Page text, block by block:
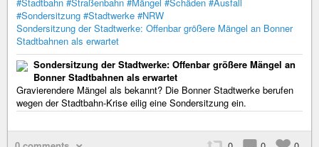
#Sondersitzung #Stadtwerke #NRW
Sondersitzung der Stadtwerke: Offenbar größere Mängel an Bonner
Stadtbahnen als erwartet
Sondersitzung der Stadtwerke: Offenbar größere Mängel an
Bonner Stadtbahnen als erwartet
Gravierendere Mängel als bekannt? Die Bonner Stadtwerke berufen
wegen der Stadtbahn-Krise eilig eine Sondersitzung ein.